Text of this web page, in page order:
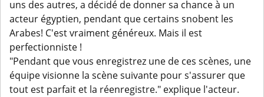
uns des autres, a décidé de donner sa chance à un
acteur égyptien, pendant que certains snobent les
Arabes! C'est vraiment généreux. Mais il est
perfectionniste !
"Pendant que vous enregistrez une de ces scènes, une
équipe visionne la scène suivante pour s'assurer que
tout est parfait et la réenregistre." explique l'acteur.